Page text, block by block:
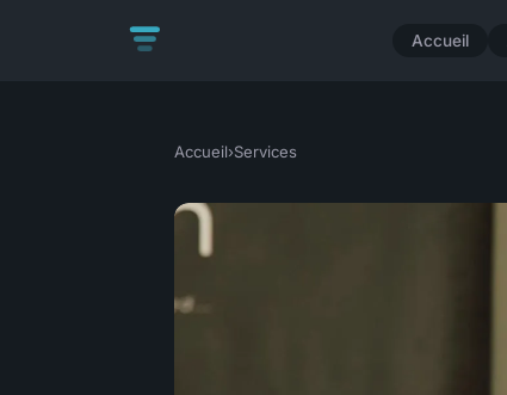
Accueil
Accueil›Services